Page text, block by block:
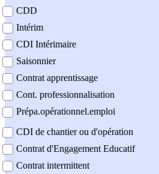
CDD
Intérim
CDI Intérimaire
Saisonnier
Contrat apprentissage
Cont. professionnalisation
Prépa.opérationnel.emploi
CDI de chantier ou d'opération
Contrat d'Engagement Educatif
Contrat intermittent